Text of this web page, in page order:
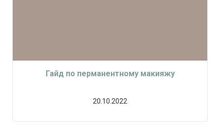
Гайд по перманентному макияжу
20.10.2022